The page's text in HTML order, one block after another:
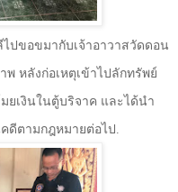
ปขอขมากับเจ้าอาวาสวัดดอน
หลังก่อเหตุเข้าไปลักทรัพย์
ยเงินในตู้บริจาค และได้นำ
ตามกฎหมายต่อไป.